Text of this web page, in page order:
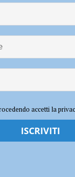
si impone per 35-32
i
accetti la